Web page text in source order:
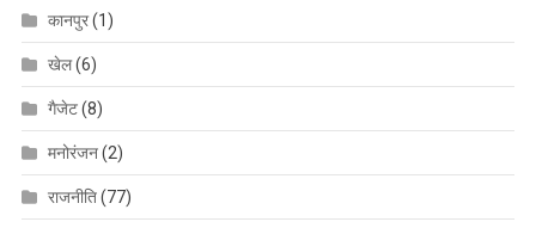
कानपुर(1)
खेल(6)
गैजेट(8)
मनोरंजन(2)
राजनीति(77)